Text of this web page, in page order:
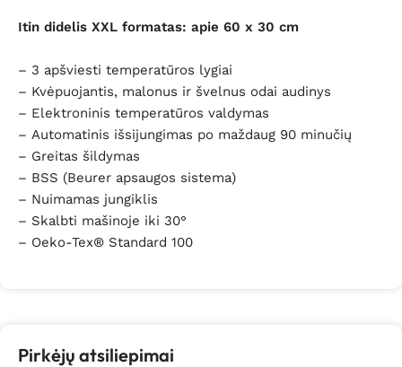
Itin didelis XXL formatas: apie 60 x 30 cm
– 3 apšviesti temperatūros lygiai
– Kvėpuojantis, malonus ir švelnus odai audinys
– Elektroninis temperatūros valdymas
– Automatinis išsijungimas po maždaug 90 minučių
– Greitas šildymas
– BSS (Beurer apsaugos sistema)
– Nuimamas jungiklis
– Skalbti mašinoje iki 30°
– Oeko-Tex® Standard 100
Pirkėjų atsiliepimai